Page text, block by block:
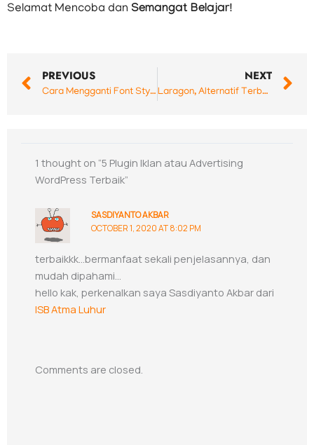
Selamat Mencoba dan Semangat Belajar!
PREVIOUS
Cara Mengganti Font Style di WordPress
NEXT
Laragon, Alternatif Terbaik Pengganti XAMPP
1 thought on “5 Plugin Iklan atau Advertising
WordPress Terbaik”
SASDIYANTO AKBAR
OCTOBER 1, 2020 AT 8:02 PM
terbaikkk…bermanfaat sekali penjelasannya, dan
mudah dipahami…
hello kak, perkenalkan saya Sasdiyanto Akbar dari
ISB Atma Luhur
Comments are closed.